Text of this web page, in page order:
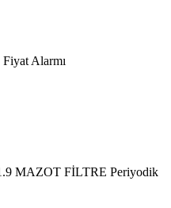
Fiyat Alarmı
MAZOT FİLTRE Periyodik